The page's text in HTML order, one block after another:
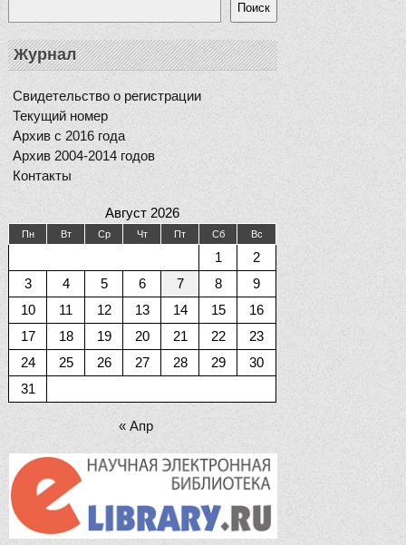
Поиск
Журнал
Свидетельство о регистрации
Текущий номер
Архив с 2016 года
Архив 2004-2014 годов
Контакты
Август 2026
Пн Вт Ср Чт Пт Сб Вс
1
2
3
4 5 6 7 8
9
10
11 12 13 14 15
16
17
18 19 20 21 22
23
24
25 26 27 28 29
30
31
« Апр